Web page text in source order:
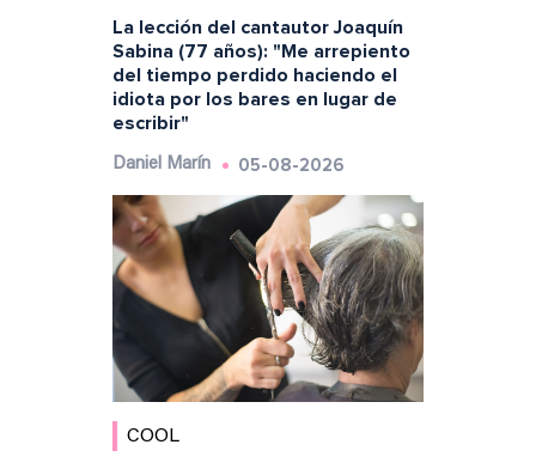
La lección del cantautor Joaquín
Sabina (77 años): "Me arrepiento
del tiempo perdido haciendo el
idiota por los bares en lugar de
escribir"
Daniel Marín 05-08-2026
COOL